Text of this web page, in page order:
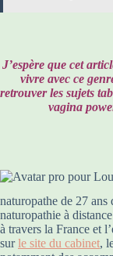
J’espère que cet
vivre avec ce
retrouver les sujets
vagina
naturopathe de 27
naturopathie à
à travers la France et
surle site du cabinet,